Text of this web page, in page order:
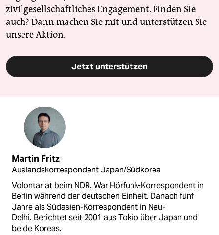
zivilgesellschaftliches Engagement. Finden Sie
auch? Dann machen Sie mit und unterstützen Sie
unsere Aktion.
Jetzt unterstützen
Martin Fritz
Auslandskorrespondent Japan/Südkorea
Volontariat beim NDR. War Hörfunk-Korrespondent in
Berlin während der deutschen Einheit. Danach fünf
Jahre als Südasien-Korrespondent in Neu-
Delhi. Berichtet seit 2001 aus Tokio über Japan und
beide Koreas.